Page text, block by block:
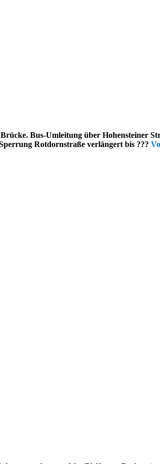
Bus-Umleitung über Hohensteiner
Rotdornstraße verlängert bis ???